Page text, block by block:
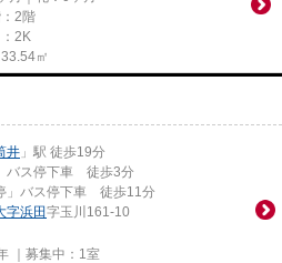
2階
2K
㎡
井 」駅 徒歩19分
バス停下車 徒歩3分
」バス停下車 徒歩11分
字浜田字玉川161-10
｜募集中： 1室